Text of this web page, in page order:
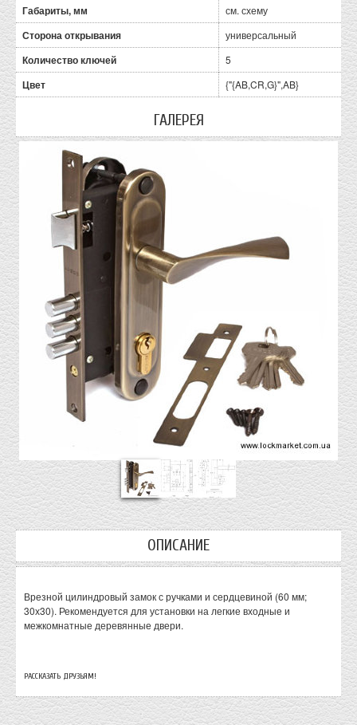
Габариты, мм см. схему
Сторона открывания универсальный
Количество ключей 5
Цвет {"{AB,CR,G}",AB}
ГАЛЕРЕЯ
ОПИСАНИЕ
Врезной цилиндровый замок с ручками и сердцевиной (60 мм;
30х30). Рекомендуется для установки на легкие входные и
межкомнатные деревянные двери.
РАССКАЗАТЬ ДРУЗЬЯМ!